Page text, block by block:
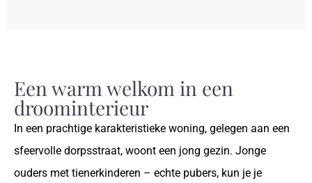
Een warm welkom in een
droominterieur
In een prachtige karakteristieke woning, gelegen aan een
sfeervolle dorpsstraat, woont een jong gezin. Jonge
ouders met tienerkinderen – echte pubers, kun je je